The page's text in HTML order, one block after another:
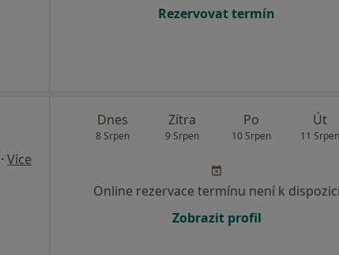
Rezervovat termín
· Více
Dnes
8 Srpen
Zítra
9 Srpen
Po
10 Srpen
Út
11 Srpen
Online rezervace termínu není k dispozici
Zobrazit profil